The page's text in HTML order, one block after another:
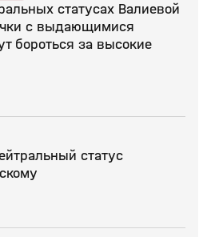
статусах Валиевой
с выдающимися
бороться за высокие
статус